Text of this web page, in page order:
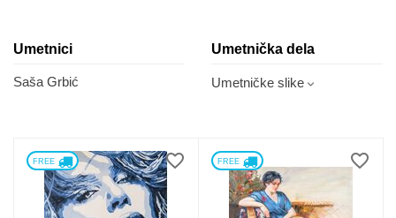
Umetnici
Saša Grbić
Umetnička dela
Umetničke slike
FREE FREE